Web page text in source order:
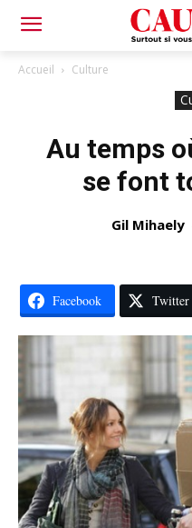
Accueil Culture
Au temps
se font
Gil Mihaely
Facebook Twitter